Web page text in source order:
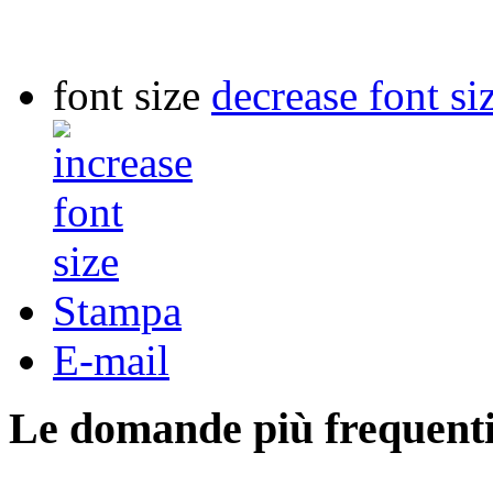
font size decrease font
Stampa
E-mail
Le domande più